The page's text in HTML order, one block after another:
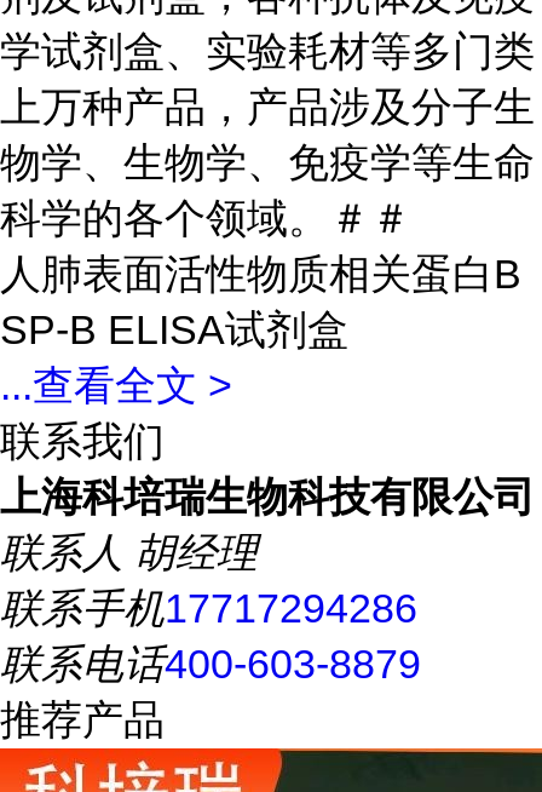
学试剂盒、实验耗材等多门类
上万种产品，产品涉及分子生
物学、生物学、免疫学等生命
科学的各个领域。＃＃
人肺表面活性物质相关蛋白B
SP-B ELISA试剂盒
...查看全文 >
联系我们
上海科培瑞生物科技有限公司
联系人 胡经理
联系手机17717294286
联系电话400-603-8879
推荐产品